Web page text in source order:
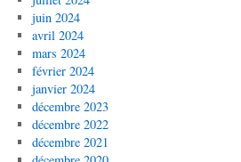
juin 2024
avril 2024
mars 2024
février 2024
janvier 2024
décembre 2023
décembre 2022
décembre 2021